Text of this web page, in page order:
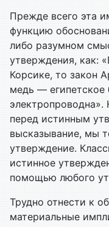
Прежде всего эта
функцию
либо разумном
утверждения, как:
Корсике, то закон
медь — египетское
электропроводна».
перед истинным
высказывание, мы
утверждение.
истинное
помощью любого
Трудно отнести к
материальные